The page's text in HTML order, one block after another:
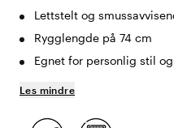
Lettstelt og
Rygglengde på 74 cm
Egnet for personlig stil
Les mindre